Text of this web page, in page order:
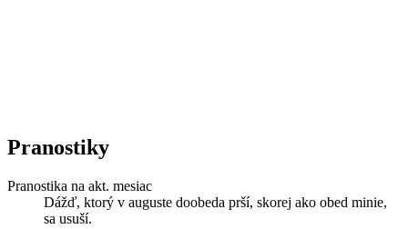
Pranostiky
Pranostika na akt. mesiac
Dážď, ktorý v auguste doobeda prší, skorej ako obed minie,
sa usuší.